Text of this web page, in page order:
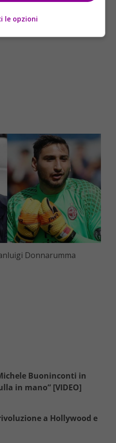
Donnarumma
Buoninconti in
in mano” [VIDEO]
a Hollywood e
le opzioni